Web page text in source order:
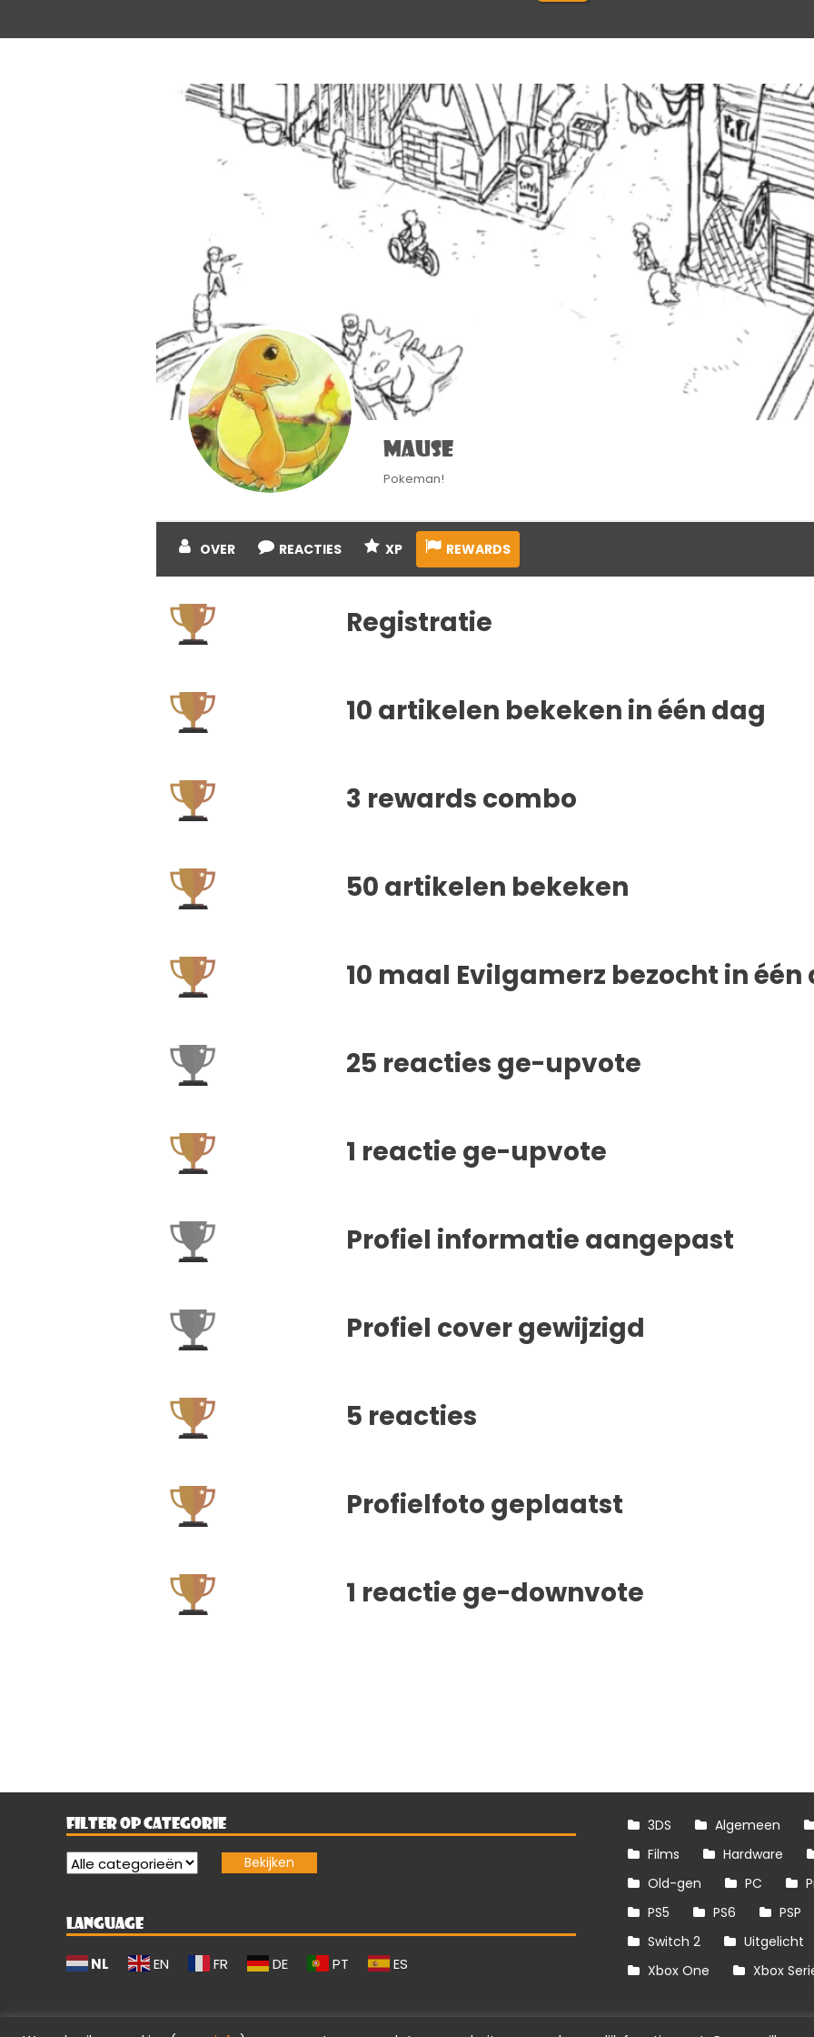
Mause
Pokeman!
OVER REACTIES XP REWARDS
Registratie
10 artikelen bekeken in één dag
3 rewards combo
50 artikelen bekeken
10 maal Evilgamerz bezocht in één
25 reacties ge-upvote
1 reactie ge-upvote
Profiel informatie aangepast
Profiel cover gewijzigd
5 reacties
Profielfoto geplaatst
1 reactie ge-downvote
FILTER OP CATEGORIE
LANGUAGE
NL EN FR DE PT ES
3DS
Algemeen
Films
Hardware
Old-gen
PC
PS5
PS6
PSP
Switch 2
Uitgelicht
Xbox One
Xbox